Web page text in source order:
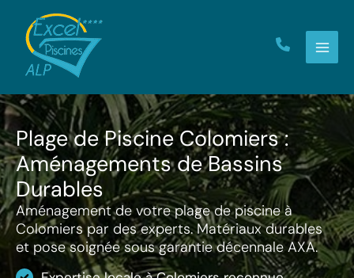
contenu
Plage de Piscine Colomiers :
Aménagements de Bassins
Durables
Aménagement de votre plage de piscine à
Colomiers par des experts. Matériaux durables
et pose soignée sous garantie décennale AXA.